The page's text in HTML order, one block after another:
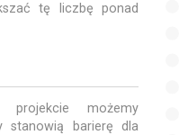
tę liczbę ponad
możemy
stanowią barierę dla